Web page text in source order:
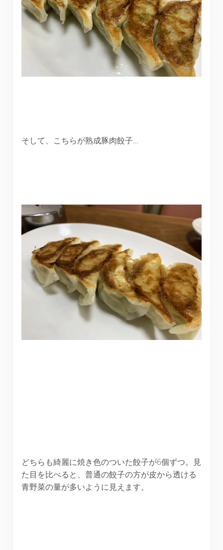
そして、こちらが熟成豚肉餃子…
どちらも綺麗に焼き色のついた餃子が6個ずつ。見
た目を比べると、普通の餃子の方が皮から透ける
青野菜の量が多いように見えます。